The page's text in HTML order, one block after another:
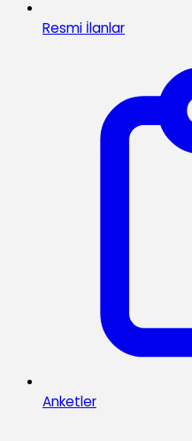
Resmi İlanlar
Anketler